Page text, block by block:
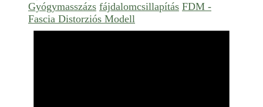
Gyógymasszázs fájdalomcsillapítás FDM -
Fascia Distorziós Modell